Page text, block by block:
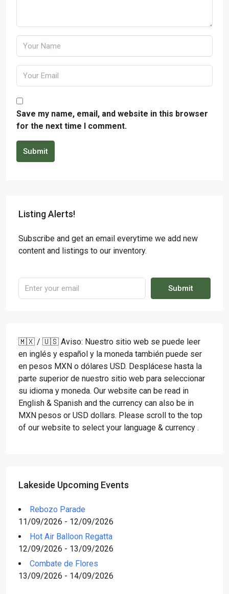
Save my name, email, and website in this browser
for the next time I comment.
Submit
Listing Alerts!
Subscribe and get an email everytime we add new
content and listings to our inventory.
Submit
🇲🇽 / 🇺🇸 Aviso: Nuestro sitio web se puede leer
en inglés y español y la moneda también puede ser
en pesos MXN o dólares USD. Desplácese hasta la
parte superior de nuestro sitio web para seleccionar
su idioma y moneda. Our website can be read in
English & Spanish and the currency can also be in
MXN pesos or USD dollars. Please scroll to the top
of our website to select your language & currency .
Lakeside Upcoming Events
Rebozo Parade
11/09/2026 - 12/09/2026
Hot Air Balloon Regatta
12/09/2026 - 13/09/2026
Combate de Flores
13/09/2026 - 14/09/2026